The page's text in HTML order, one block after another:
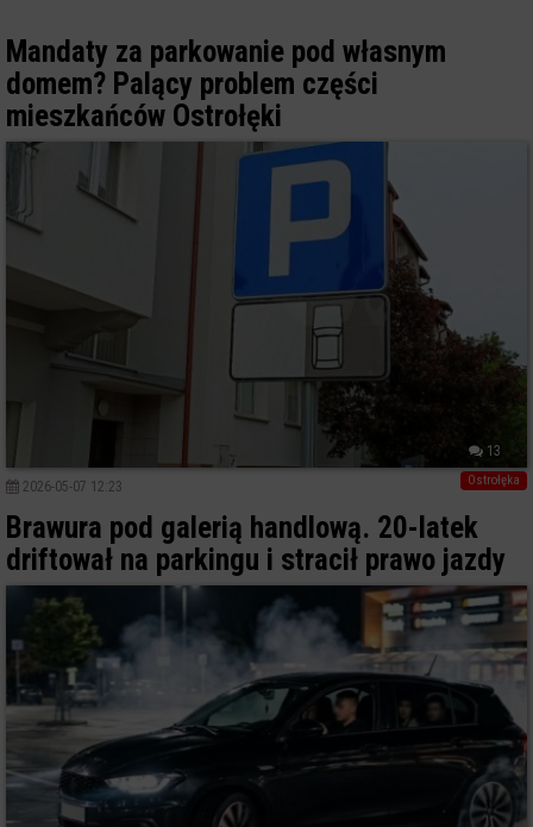
Mandaty za parkowanie pod własnym
domem? Palący problem części
mieszkańców Ostrołęki
13
Ostrołęka
2026-05-07 12:23
Brawura pod galerią handlową. 20-latek
driftował na parkingu i stracił prawo jazdy